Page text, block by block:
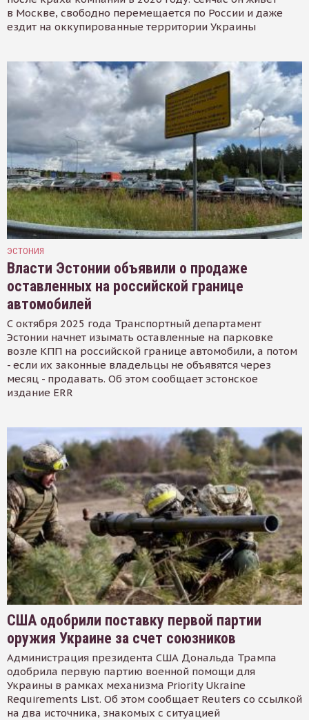
в Москве, свободно перемещается по России и даже
ездит на оккупированные территории Украины
ЭСТОНИЯ
Власти Эстонии объявили о продаже
оставленных на российской границе
автомобилей
С октября 2025 года Транспортный департамент
Эстонии начнет изымать оставленные на парковке
возле КПП на российской границе автомобили, а потом
- если их законные владельцы не объявятся через
месяц - продавать. Об этом сообщает эстонское
издание ERR
США одобрили поставку первой партии
оружия Украине за счет союзников
Администрация президента США Дональда Трампа
одобрила первую партию военной помощи для
Украины в рамках механизма Priority Ukraine
Requirements List. Об этом сообщает Reuters со ссылкой
на два источника, знакомых с ситуацией